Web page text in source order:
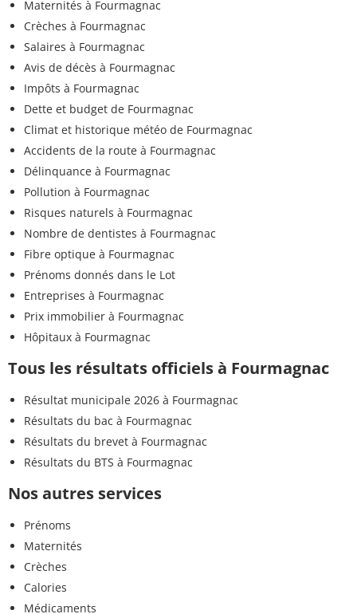
Maternités à Fourmagnac
Crèches à Fourmagnac
Salaires à Fourmagnac
Avis de décès à Fourmagnac
Impôts à Fourmagnac
Dette et budget de Fourmagnac
Climat et historique météo de Fourmagnac
Accidents de la route à Fourmagnac
Délinquance à Fourmagnac
Pollution à Fourmagnac
Risques naturels à Fourmagnac
Nombre de dentistes à Fourmagnac
Fibre optique à Fourmagnac
Prénoms donnés dans le Lot
Entreprises à Fourmagnac
Prix immobilier à Fourmagnac
Hôpitaux à Fourmagnac
Tous les résultats officiels à Fourmagnac
Résultat municipale 2026 à Fourmagnac
Résultats du bac à Fourmagnac
Résultats du brevet à Fourmagnac
Résultats du BTS à Fourmagnac
Nos autres services
Prénoms
Maternités
Crèches
Calories
Médicaments